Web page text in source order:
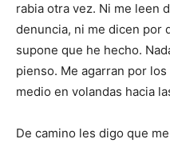
rabia otra vez. Ni me leen
denuncia, ni me dicen por
supone que he hecho.
pienso. Me agarran por
medio en volandas hacia
De camino les digo que